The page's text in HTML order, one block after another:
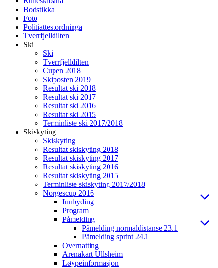
Bodstikka
Foto
Politiattestordninga
Tverrfjelldilten
Ski
Ski
Tverrfjelldilten
Cupen 2018
Skiposten 2019
Resultat ski 2018
Resultat ski 2017
Resultat ski 2016
Resultat ski 2015
Terminliste ski 2017/2018
Skiskyting
Skiskyting
Resultat skiskyting 2018
Resultat skiskyting 2017
Resultat skiskyting 2016
Resultat skiskyting 2015
Terminliste skiskyting 2017/2018
Norgescup 2016
Innbyding
Program
Påmelding
Påmelding normaldistanse 23.1
Påmelding sprint 24.1
Overnatting
Arenakart Ullsheim
Løypeinformasjon